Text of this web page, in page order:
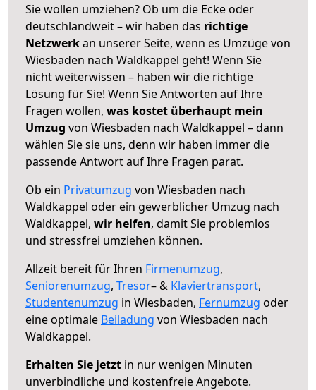
Sie wollen umziehen? Ob um die Ecke oder
deutschlandweit – wir haben das richtige
Netzwerkan unserer Seite, wenn es Umzüge von
Wiesbaden nach Waldkappel geht! Wenn Sie
nicht weiterwissen – haben wir die richtige
Lösung für Sie! Wenn Sie Antworten auf Ihre
Fragen wollen, was kostet überhaupt mein
Umzug von Wiesbaden nach Waldkappel – dann
wählen Sie sie uns, denn wir haben immer die
passende Antwort auf Ihre Fragen parat.
Ob ein Privatumzug von Wiesbaden nach
Waldkappel oder ein gewerblicher Umzug nach
Waldkappel, wir helfen, damit Sie problemlos
und stressfrei umziehen können.
Allzeit bereit für Ihren Firmenumzug,
Seniorenumzug, Tresor– & Klaviertransport,
Studentenumzug in Wiesbaden, Fernumzug oder
eine optimale Beiladung von Wiesbaden nach
Waldkappel.
Erhalten Sie jetzt in nur wenigen Minuten
unverbindliche und kostenfreie Angebote.